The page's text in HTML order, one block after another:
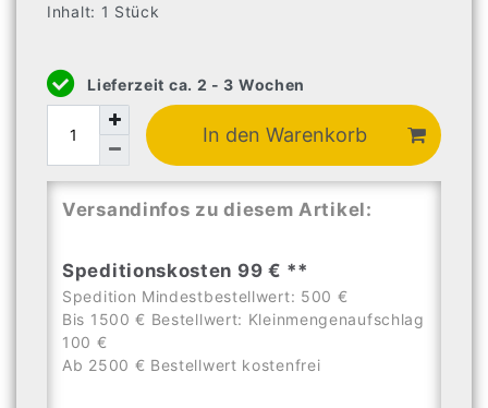
Inhalt: 1 Stück
Lieferzeit ca. 2 - 3 Wochen
In den Warenkorb
Versandinfos zu diesem Artikel:
Speditionskosten 99 € **
Spedition Mindestbestellwert: 500 €
Bis 1500 € Bestellwert: Kleinmengenaufschlag
100 €
Ab 2500 € Bestellwert kostenfrei